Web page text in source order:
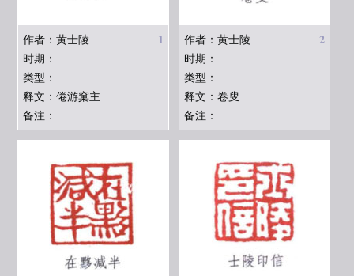
1
作者：黄士陵
时期：
类型：
释文：倦游窠主
备注：
2
作者：黄士陵
时期：
类型：
释文：卷叟
备注：